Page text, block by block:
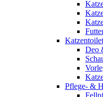
Deo
Pflege- &